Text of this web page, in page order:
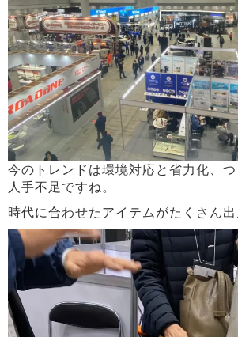
今のトレンドは環境対応と省力化、
人手不足ですね。
時代に合わせたアイテムがたくさん出